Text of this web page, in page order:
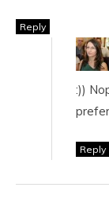
Reply
:))
Reply